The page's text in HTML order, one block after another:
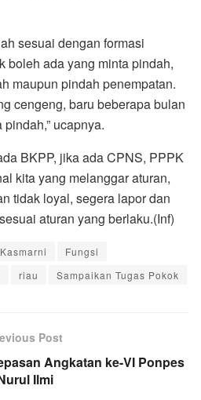
sesuai dengan formasi
boleh ada yang minta pindah,
maupun pindah penempatan.
cengeng, baru beberapa bulan
ucapnya.
BKPP, jika ada CPNS, PPPK
kita yang melanggar aturan,
tidak loyal, segera lapor dan
aturan yang berlaku.(Inf)
Fungsi
riau Sampaikan Tugas Pokok
Post
Angkatan ke-VI Ponpes
Ilmi